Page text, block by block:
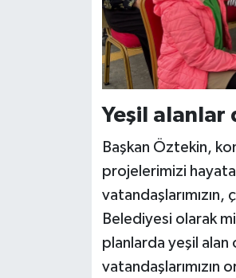
Yeşil alanlar
Başkan Öztekin,
projelerimizi
vatandaşlarımızın,
Belediyesi olarak
planlarda yeşil alan
vatandaşlarımızın